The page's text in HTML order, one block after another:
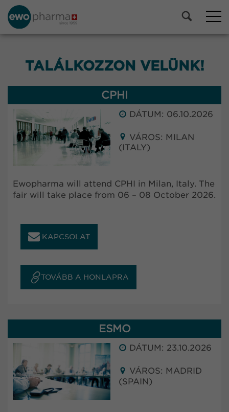
TALÁLKOZZON VELÜNK!
CPHI
DÁTUM: 06.10.2026
VÁROS: MILAN
(ITALY)
Ewopharma will attend CPHI in Milan, Italy. The
fair will take place from 06 – 08 October 2026.
KAPCSOLAT
TOVÁBB A HONLAPRA
ESMO
DÁTUM: 23.10.2026
VÁROS: MADRID
(SPAIN)